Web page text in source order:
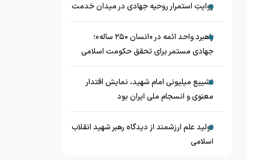
روایتِ استمرار روحیه جهادی در میدان خدمت
راهبرد واحد ائمه در «انسان ۲۵۰ ساله»؛
جهادی مستمر برای تحقق حکومت اسلامی
تشییع میلیونی امام شهید، نمایش اقتدار
معنوی و انسجام ملی ایران بود
تولید علم ارزشمند از دیدگاه رهبر شهید انقلاب
اسلامی